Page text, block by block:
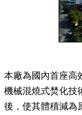
本廠為國內首座高
機械混燒式焚化技
後，使其體積減為